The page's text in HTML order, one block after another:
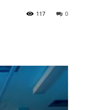
0
117